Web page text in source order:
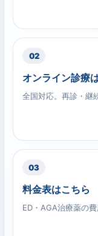
02
オンライン診療
全国対応。再診・継
03
料金表はこちら
ED・AGA治療薬の費